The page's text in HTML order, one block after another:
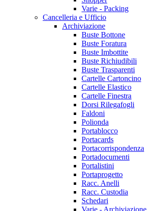
Varie - Packing
Cancelleria e Ufficio
Archiviazione
Buste Bottone
Buste Foratura
Buste Imbottite
Buste Richiudibili
Buste Trasparenti
Cartelle Cartoncino
Cartelle Elastico
Cartelle Finestra
Dorsi Rilegafogli
Faldoni
Polionda
Portablocco
Portacards
Portacorrispondenza
Portadocumenti
Portalistini
Portaprogetto
Racc. Anelli
Racc. Custodia
Schedari
Varie - Archiviazione